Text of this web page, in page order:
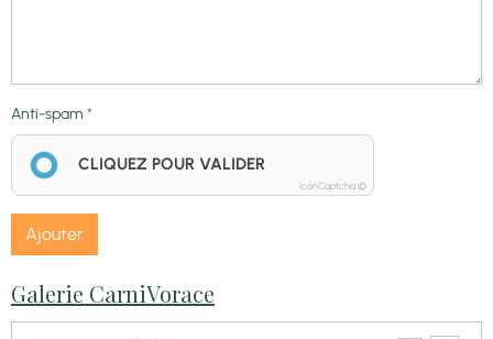
Anti-spam
CLIQUEZ POUR VALIDER
IconCaptcha ©
Ajouter
Galerie CarniVorace